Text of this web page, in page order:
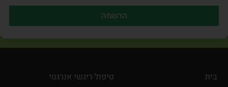
הרשמה
בית
טיפול ריגשי אנרגטי